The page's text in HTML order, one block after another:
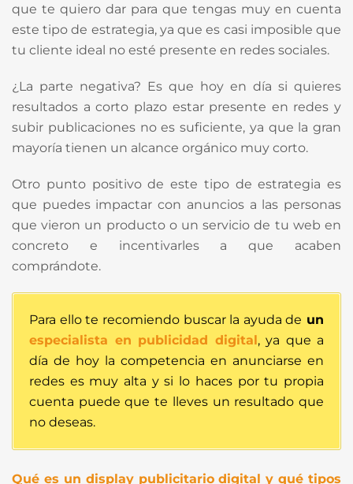
que te quiero dar para que tengas muy en cuenta
este tipo de estrategia, ya que es casi imposible que
tu cliente ideal no esté presente en redes sociales.
¿La parte negativa? Es que hoy en día si quieres
resultados a corto plazo estar presente en redes y
subir publicaciones no es suficiente, ya que la gran
mayoría tienen un alcance orgánico muy corto.
Otro punto positivo de este tipo de estrategia es
que puedes impactar con anuncios a las personas
que vieron un producto o un servicio de tu web en
concreto e incentivarles a que acaben
comprándote.
Para ello te recomiendo buscar la ayuda de un
especialista en publicidad digital, ya que a
día de hoy la competencia en anunciarse en
redes es muy alta y si lo haces por tu propia
cuenta puede que te lleves un resultado que
no deseas.
Qué es un display publicitario digital y qué tipos